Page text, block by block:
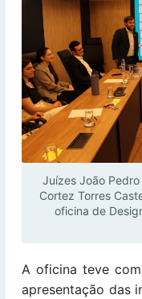
Juízes João
Cortez Torres
oficina de
A oficina teve
apresentação das